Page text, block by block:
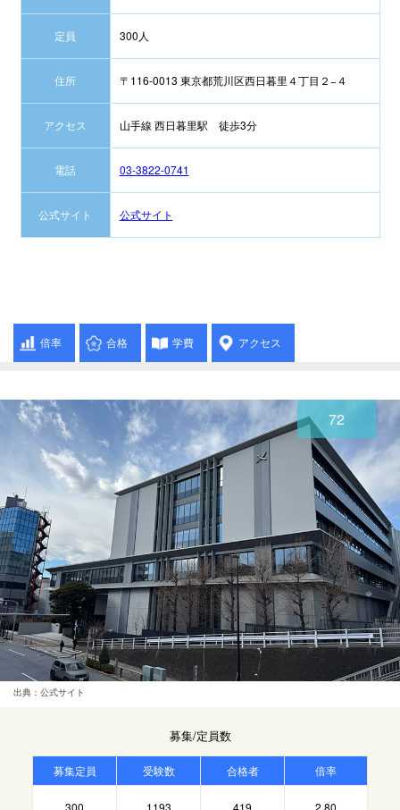
定員 300人
住所 〒116-0013 東京都荒川区西日暮里４丁目２−４
アクセス 山手線 西日暮里駅 徒歩3分
電話 03-3822-0741
公式サイト 公式サイト
倍率 合格 学費 アクセス
72
出典：公式サイト
募集/定員数
募集定員 受験数 合格者 倍率
300 1193 419 2.80